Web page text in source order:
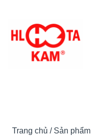
đến
Trang chủ / Sản phẩm